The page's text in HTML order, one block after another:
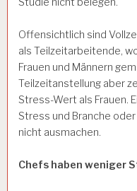
Offensichtlich sind
als Teilzeitarbeitende,
Frauen und Männern
Teilzeitanstellung aber
Stress-Wert als Frauen.
Stress und Branche
nicht ausmachen.
Chefs haben weniger